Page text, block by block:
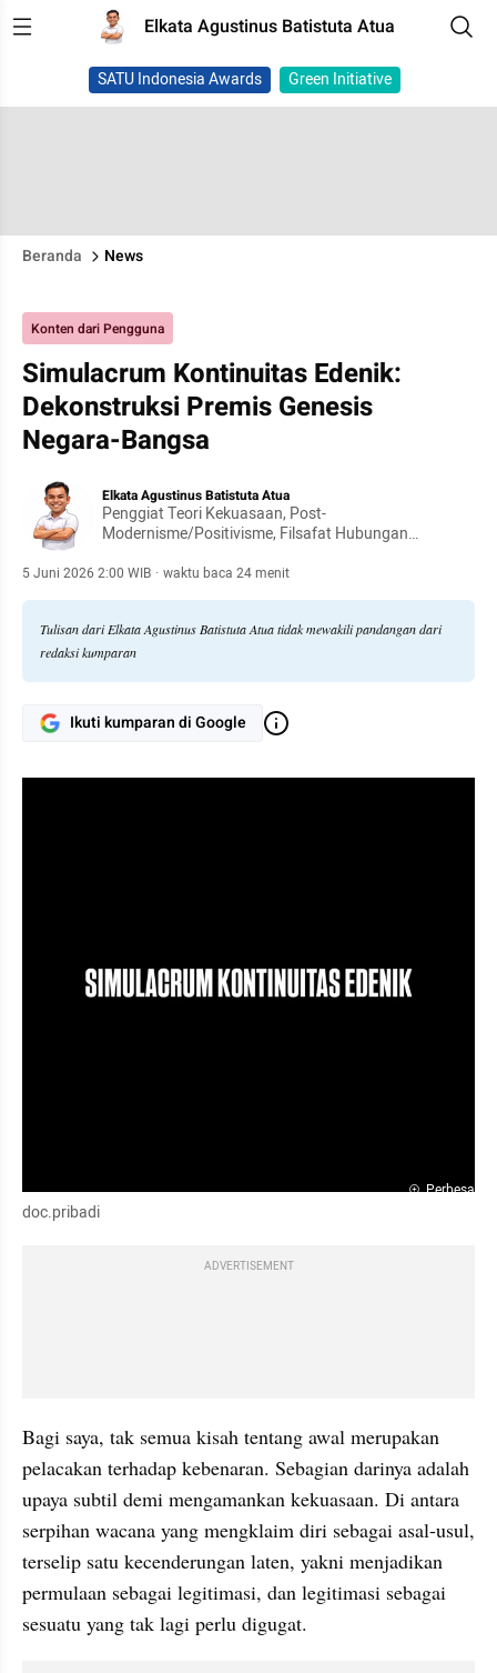
Elkata Agustinus Batistuta Atua
SATU Indonesia Awards Green Initiative
Beranda News
Konten dari Pengguna
Simulacrum Kontinuitas Edenik:
Dekonstruksi Premis Genesis
Negara-Bangsa
Elkata Agustinus Batistuta Atua
Penggiat Teori Kekuasaan, Post-
Modernisme/Positivisme, Filsafat Hubungan
5 Juni 2026 2:00 WIB · waktu baca 24 menit
Tulisan dari Elkata Agustinus Batistuta Atua tidak mewakili pandangan dari
redaksi kumparan
Ikuti kumparan di Google
Perbesar
doc.pribadi
ADVERTISEMENT
Bagi saya, tak semua kisah tentang awal merupakan
pelacakan terhadap kebenaran. Sebagian darinya adalah
upaya subtil demi mengamankan kekuasaan. Di antara
serpihan wacana yang mengklaim diri sebagai asal-usul,
terselip satu kecenderungan laten, yakni menjadikan
permulaan sebagai legitimasi, dan legitimasi sebagai
sesuatu yang tak lagi perlu digugat.